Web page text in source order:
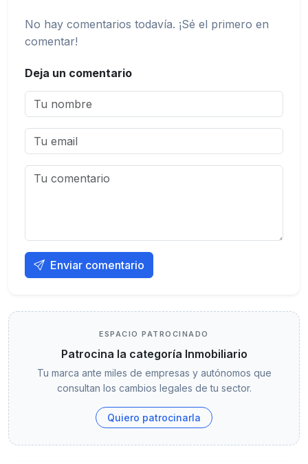
No hay comentarios todavía. ¡Sé el primero en
comentar!
Deja un comentario
Enviar comentario
ESPACIO PATROCINADO
Patrocina la categoría Inmobiliario
Tu marca ante miles de empresas y autónomos que
consultan los cambios legales de tu sector.
Quiero patrocinarla